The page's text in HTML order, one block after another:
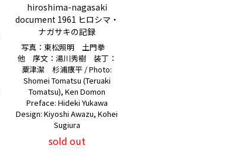
hiroshima-nagasaki
document 1961 ヒロシマ・
ナガサキの記録
写真：東松照明 土門拳
他 序文：湯川秀樹 装丁：
粟津潔 杉浦康平 / Photo:
Shomei Tomatsu (Teruaki
Tomatsu), Ken Domon
Preface: Hideki Yukawa
Design: Kiyoshi Awazu, Kohei
Sugiura
sold out